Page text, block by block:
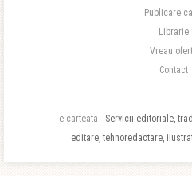
Publicare
Librarie
Vreau
Contact
e-carteata - Servicii editoriale,
editare, tehnoredactare,